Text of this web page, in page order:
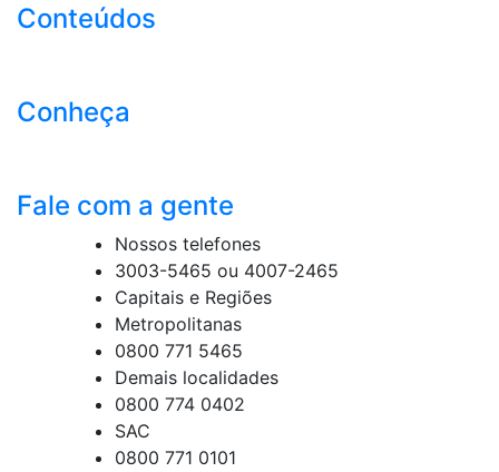
Conteúdos
Conheça
Fale com a gente
Nossos telefones
3003-5465 ou 4007-2465
Capitais e Regiões
Metropolitanas
0800 771 5465
Demais localidades
0800 774 0402
SAC
0800 771 0101